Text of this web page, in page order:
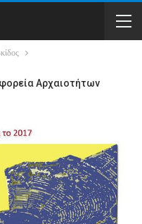
Αρχαιοτήτων